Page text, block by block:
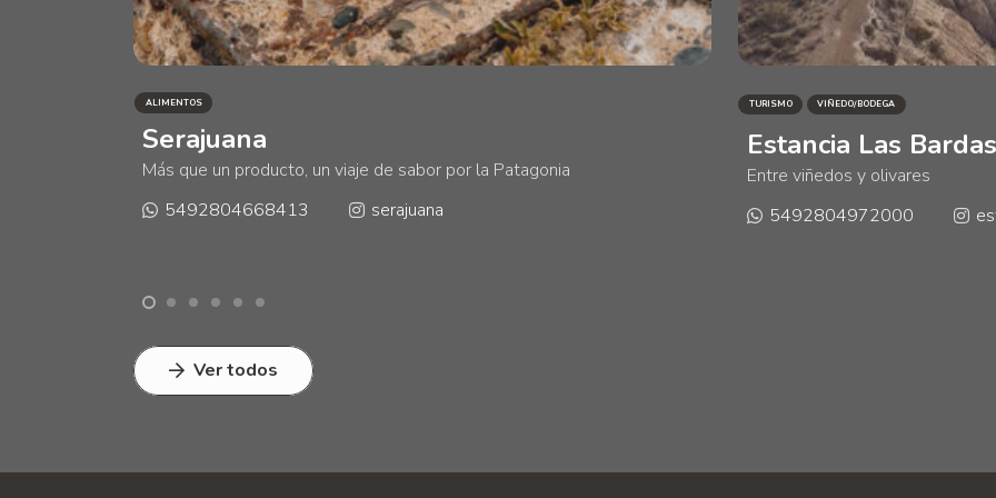
ALIMENTOS
Serajuana
Más que un producto, un viaje de sabor por la Patagonia
5492804668413
serajuana
TURISMO VIÑEDO/BODEGA
Estancia Las Bardas
Entre viñedos y olivares
5492804972000
Ver todos